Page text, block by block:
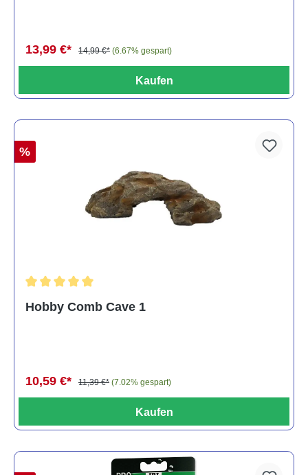
13,99 €* 14,99 €* (6.67% gespart)
Kaufen
%
Hobby Comb Cave 1
10,59 €* 11,39 €* (7.02% gespart)
Kaufen